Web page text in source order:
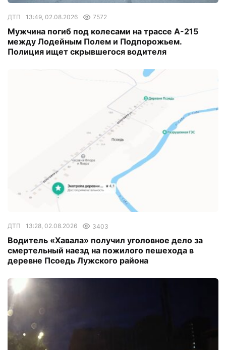
ДТП 13:49, 02.08.2026 7572
Мужчина погиб под колесами на трассе А-215
между Лодейным Полем и Подпорожьем.
Полиция ищет скрывшегося водителя
ДТП 13:28, 02.08.2026 3403
Водитель «Хавала» получил уголовное дело за
смертельный наезд на пожилого пешехода в
деревне Псоедь Лужского района